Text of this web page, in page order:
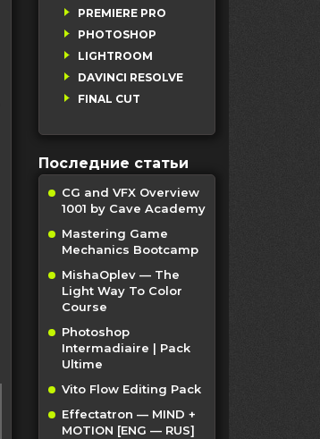
PREMIERE PRO
PHOTOSHOP
LIGHTROOM
DAVINCI RESOLVE
FINAL CUT
Последние статьи
CG and VFX Overview
1001 by Cave Academy
Mastering Game
Mechanics Bootcamp
MishaOplev — The
Light Way To Color
Course
Photoshop
Intermadiaire | Pack
Ultime
Vito Flow Editing Pack
Effectatron — MIND +
MOTION [ENG — RUS]